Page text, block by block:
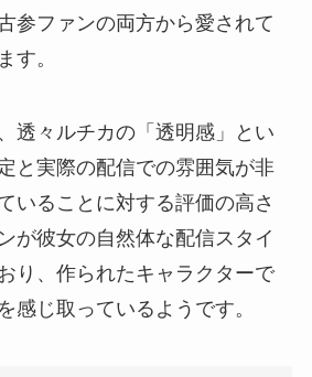
参ファンの両方から愛されて
す。
透々ルチカの「透明感」とい
と実際の配信での雰囲気が非
いることに対する評価の高さ
が彼女の自然体な配信スタイ
り、作られたキャラクターで
感じ取っているようです。